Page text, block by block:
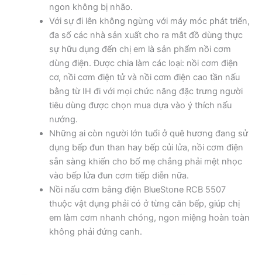
ngon không bị nhão.
Với sự đi lên không ngừng với máy móc phát triển,
đa số các nhà sản xuất cho ra mắt đồ dùng thực
sự hữu dụng đến chị em là sản phẩm nồi cơm
dùng điện. Được chia làm các loại: nồi cơm điện
cơ, nồi cơm điện tử và nồi cơm điện cao tần nấu
bằng từ IH đi với mọi chức năng đặc trưng người
tiêu dùng được chọn mua dựa vào ý thích nấu
nướng.
Những ai còn người lớn tuổi ở quê hương đang sử
dụng bếp đun than hay bếp củi lửa, nồi cơm điện
sẵn sàng khiến cho bố mẹ chẳng phải mệt nhọc
vào bếp lửa đun cơm tiếp diễn nữa.
Nồi nấu cơm bằng điện BlueStone RCB 5507
thuộc vật dụng phải có ở từng căn bếp, giúp chị
em làm cơm nhanh chóng, ngon miệng hoàn toàn
không phải đứng canh.